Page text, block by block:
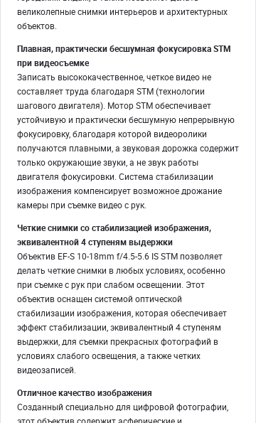
великолепные снимки интерьеров и архитектурных
объектов.
Плавная, практически бесшумная фокусировка STM
при видеосъемке
Записать высококачественное, четкое видео не
составляет труда благодаря STM (технологии
шагового двигателя). Мотор STM обеспечивает
устойчивую и практически бесшумную непрерывную
фокусировку, благодаря которой видеоролики
получаются плавными, а звуковая дорожка содержит
только окружающие звуки, а не звук работы
двигателя фокусировки. Система стабилизации
изображения компенсирует возможное дрожание
камеры при съемке видео с рук.
Четкие снимки со стабилизацией изображения,
эквивалентной 4 ступеням выдержки
Объектив EF-S 10-18mm f/4.5-5.6 IS STM позволяет
делать четкие снимки в любых условиях, особенно
при съемке с рук при слабом освещении. Этот
объектив оснащен системой оптической
стабилизации изображения, которая обеспечивает
эффект стабилизации, эквивалентный 4 ступеням
выдержки, для съемки прекрасных фотографий в
условиях слабого освещения, а также четких
видеозаписей.
Отличное качество изображения
Созданный специально для цифровой фотографии,